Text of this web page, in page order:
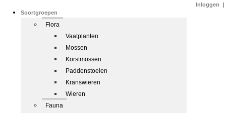
Soortgroepen
Flora
Vaatplanten
Mossen
Korstmossen
Paddenstoelen
Kranswieren
Wieren
Fauna
Inloggen |